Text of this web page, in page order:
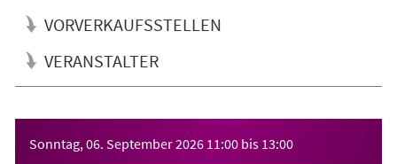
VORVERKAUFSSTELLEN
VERANSTALTER
Sonntag, 06. September 2026 11:00 bis 13:00